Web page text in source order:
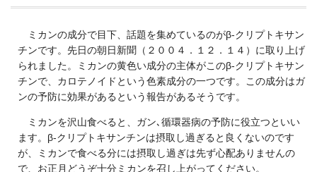
ミカンの成分で目下、話題を集めているのがβ-クリプトキサン
チンです。先日の朝日新聞（２００４．１２．１４）に取り上げ
られました。ミカンの黄色い成分の主体がこのβ-クリプトキサン
チンで、カロテノイドという色素成分の一つです。この成分はガ
ンの予防に効果があるという報告があるそうです。
ミカンを沢山食べると、ガン､循環器病の予防に役立つといい
ます。β-クリプトキサンチンは摂取し過ぎると良くないのです
が、ミカンで食べる分には摂取し過ぎは先ず心配ありませんの
で、お正月どうぞ十分ミカンを召し上がってください。